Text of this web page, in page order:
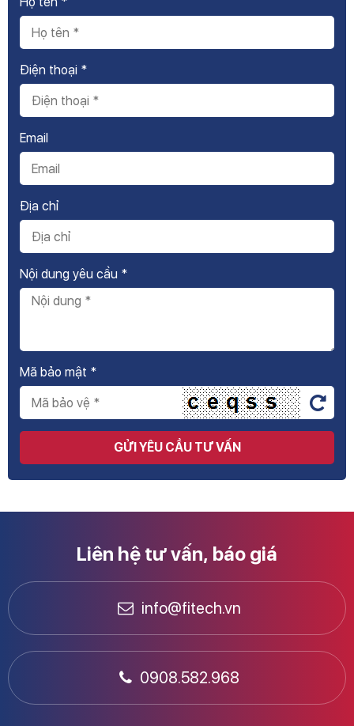
Điện thoại *
Email
Địa chỉ
Nội dung yêu cầu *
Mã bảo mật *
GỬI YÊU CẦU TƯ VẤN
Liên hệ tư vấn, báo giá
info@fitech.vn
0908.582.968